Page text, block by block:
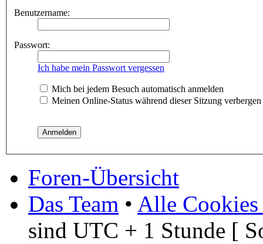
Benutzername:
Passwort:
Ich habe mein Passwort vergessen
Mich bei jedem Besuch automatisch anmelden
Meinen Online-Status während dieser Sitzung verbergen
Foren-Übersicht
Das Team • Alle Cookies
sind UTC + 1 Stunde [